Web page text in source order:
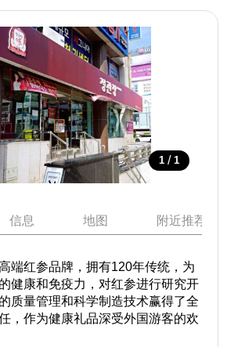
1 / 1
信息 地图 附近推荐景点
端红参品牌，拥有120年传统，为
健康和免疫力，对红参进行研究开
质量管理和科学制造技术赢得了全
，作为健康礼品深受外国游客的欢